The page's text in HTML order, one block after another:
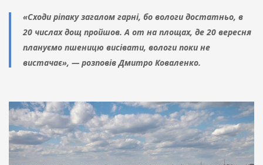
«Сходи ріпаку загалом гарні, бо вологи достатньо, в
20 числах дощ пройшов. А от на площах, де 20 вересня
плануємо пшеницю висівати, вологи поки не
вистачає», — розповів Дмитро Коваленко.